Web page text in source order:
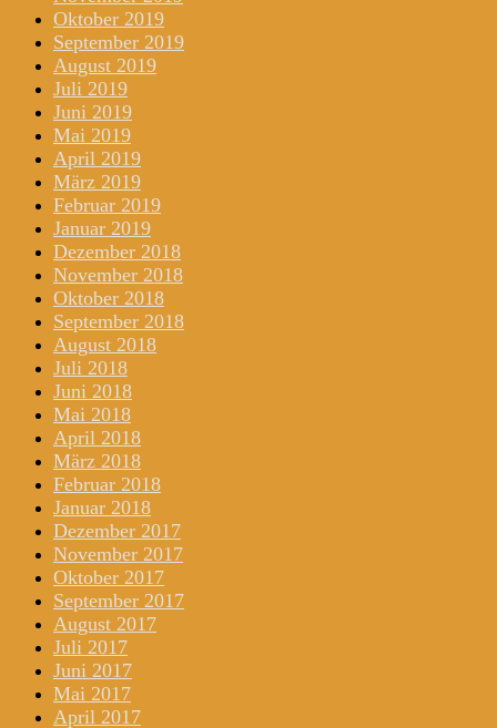
Oktober 2019
September 2019
August 2019
Juli 2019
Juni 2019
Mai 2019
April 2019
März 2019
Februar 2019
Januar 2019
Dezember 2018
November 2018
Oktober 2018
September 2018
August 2018
Juli 2018
Juni 2018
Mai 2018
April 2018
März 2018
Februar 2018
Januar 2018
Dezember 2017
November 2017
Oktober 2017
September 2017
August 2017
Juli 2017
Juni 2017
Mai 2017
April 2017